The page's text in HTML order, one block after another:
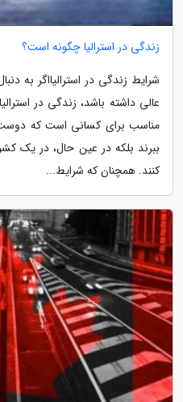
زندگی در استرالیا چگونه است؟
شرایط زندگی در استرالیااگر به
عالی داشته باشد، زندگی در
مناسب برای کسانی است که دوست
ببرند بلکه در عین حال، در یک
کنند. همچنان که شرایط...